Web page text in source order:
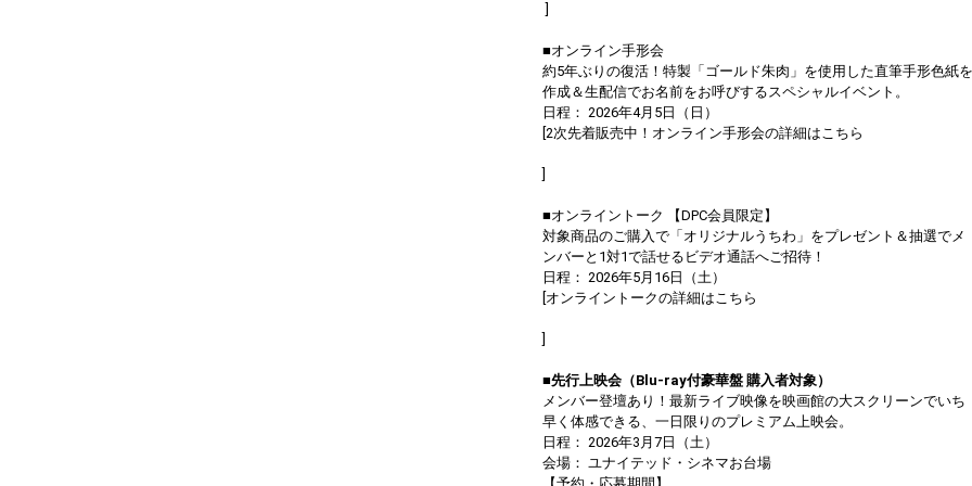
■オンライン手形会
約5年ぶりの復活！特製「ゴールド朱肉」を使用した直筆手形色紙を
作成＆生配信でお名前をお呼びするスペシャルイベント。
日程： 2026年4月5日（日）
[2次先着販売中！オンライン手形会の詳細はこちら
■オンライントーク 【DPC会員限定】
対象商品のご購入で「オリジナルうちわ」をプレゼント＆抽選でメ
ンバーと1対1で話せるビデオ通話へご招待！
日程： 2026年5月16日（土）
[オンライントークの詳細はこちら
■先行上映会（Blu-ray付豪華盤 購入者対象）
メンバー登壇あり！最新ライブ映像を映画館の大スクリーンでいち
早く体感できる、一日限りのプレミアム上映会。
日程： 2026年3月7日（土）
会場： ユナイテッド・シネマお台場